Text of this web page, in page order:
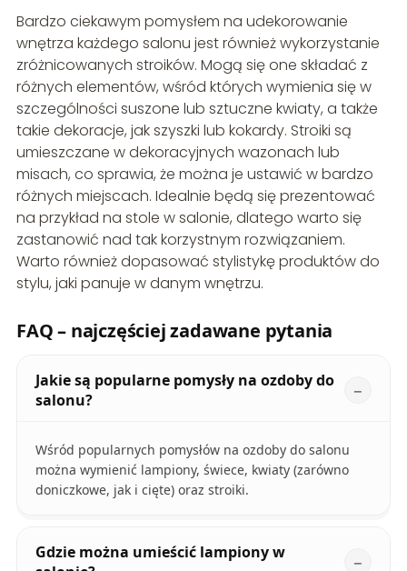
Bardzo ciekawym pomysłem na udekorowanie
wnętrza każdego salonu jest również wykorzystanie
zróżnicowanych stroików. Mogą się one składać z
różnych elementów, wśród których wymienia się w
szczególności suszone lub sztuczne kwiaty, a także
takie dekoracje, jak szyszki lub kokardy. Stroiki są
umieszczane w dekoracyjnych wazonach lub
misach, co sprawia, że można je ustawić w bardzo
różnych miejscach. Idealnie będą się prezentować
na przykład na stole w salonie, dlatego warto się
zastanowić nad tak korzystnym rozwiązaniem.
Warto również dopasować stylistykę produktów do
stylu, jaki panuje w danym wnętrzu.
FAQ – najczęściej zadawane pytania
Jakie są popularne pomysły na ozdoby do
salonu?
Wśród popularnych pomysłów na ozdoby do salonu
można wymienić lampiony, świece, kwiaty (zarówno
doniczkowe, jak i cięte) oraz stroiki.
Gdzie można umieścić lampiony w